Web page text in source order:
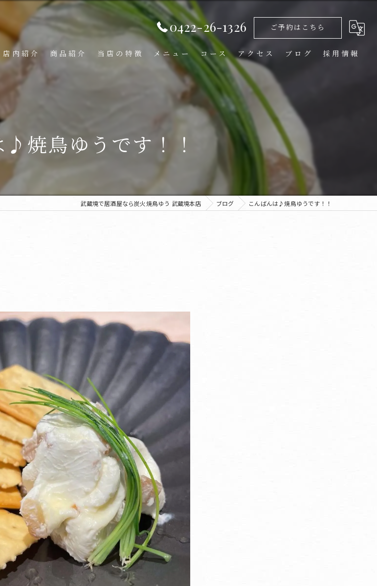
0422-26-1326 ご予約はこちら
店内紹介 商品紹介 当店の特徴 メニュー コース アクセス ブログ 採用情報
♪焼鳥ゆうです！！
武蔵境で居酒屋なら炭火焼鳥ゆう 武蔵境本店 ブログ こんばんは♪焼鳥ゆうです！！